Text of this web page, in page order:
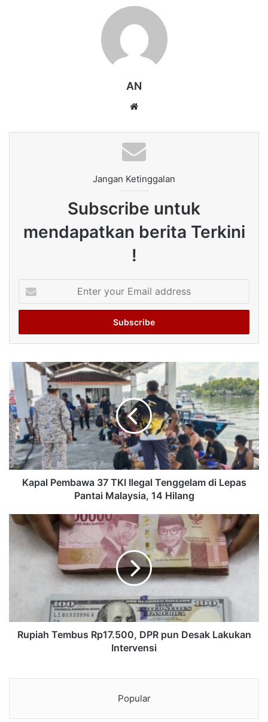
AN
Jangan Ketinggalan
Subscribe untuk
mendapatkan berita Terkini
!
your
Email
Kapal Pembawa 37 TKI Ilegal Tenggelam di Lepas
Pantai Malaysia, 14 Hilang
Rupiah Tembus Rp17.500, DPR pun Desak Lakukan
Intervensi
Popular